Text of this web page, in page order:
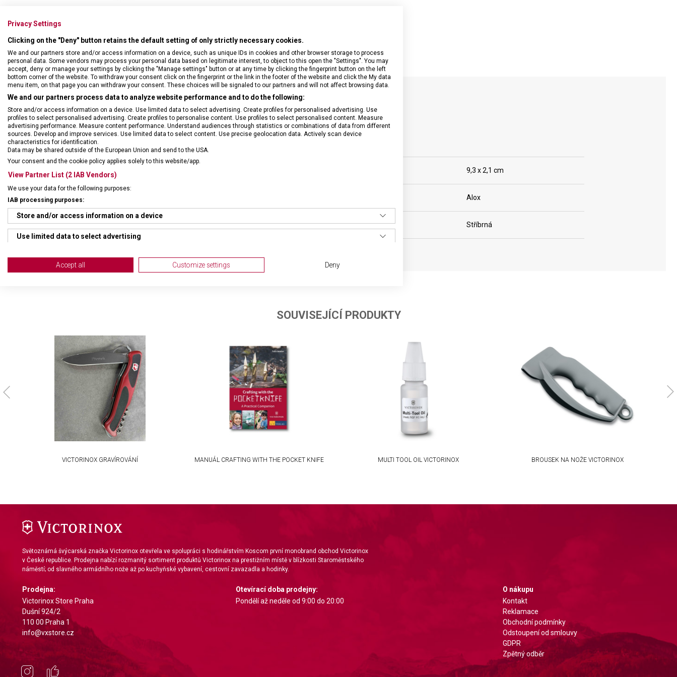
SPECIFIKACE PRODUKTU
DRUH ZBOŽÍ
ZÁRUKA
HMOTNOST
POČET FUNKCÍ
9,3 x 2,1 cm
Alox
BARVA Stříbrná
SOUVISEJÍCÍ PRODUKTY
VICTORINOX GRAVÍROVÁNÍ MANUÁL CRAFTING WITH THE POCKET KNIFE MULTI TOOL OIL VICTORINOX BROUSEK NA NOŽE VICTORINOX
Světoznámá švýcarská značka Victorinox otevřela ve spolupráci s hodinářstvím Koscom první monobrand obchod Victorinox
v České republice. Prodejna nabízí rozmanitý sortiment produktů Victorinox na prestižním místě v blízkosti Staroměstského
náměstí; od slavného armádního nože až po kuchyňské vybavení, cestovní zavazadla a hodinky.
Prodejna:
Victorinox Store Praha
Dušní 924/2
110 00 Praha 1
info@vxstore.cz
Otevírací doba prodejny:
Pondělí až neděle od 9:00 do 20:00
O nákupu
Kontakt
Reklamace
Obchodní podmínky
Odstoupení od smlouvy
GDPR
Zpětný odběr
Privacy Settings
Clicking on the "Deny" button retains the default setting of only strictly necessary cookies.
We and our partners store and/or access information on a device, such as unique IDs in cookies and other browser storage to process
personal data. Some vendors may process your personal data based on legitimate interest, to object to this open the "Settings". You may
accept, deny or manage your settings by clicking the "Manage settings" button or at any time by clicking the fingerprint button on the left
bottom corner of the website. To withdraw your consent click on the fingerprint or the link in the footer of the website and click the My data
menu item, on that page you can withdraw your consent. These choices will be signaled to our partners and will not affect browsing data.
We and our partners process data to analyze website performance and to do the following:
Store and/or access information on a device. Use limited data to select advertising. Create profiles for personalised advertising. Use
profiles to select personalised advertising. Create profiles to personalise content. Use profiles to select personalised content. Measure
advertising performance. Measure content performance. Understand audiences through statistics or combinations of data from different
sources. Develop and improve services. Use limited data to select content. Use precise geolocation data. Actively scan device
characteristics for identification.
Data may be shared outside of the European Union and send to the USA.
Your consent and the cookie policy applies solely to this website/app.
View Partner List (2 IAB Vendors)
We use your data for the following purposes:
IAB processing purposes:
Store and/or access information on a device
Use limited data to select advertising
Create profiles for personalised advertising
Measure advertising performance
Measure content performance
Understand audiences through statistics or combinations of data from different sources
Develop and improve services
Use limited data to select content
IAB Special Features:
Necessary
Performance
Functional
Advertising
Accept all Customize settings Deny